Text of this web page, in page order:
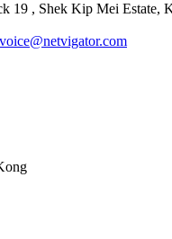
19 , Shek Kip Mei Estate,